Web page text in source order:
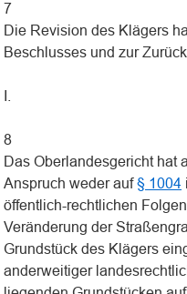
7
Die Revision des Klägers
Beschlusses und zur
8
Das Oberlandesgericht hat
Anspruch weder auf§ 1004
öffentlich-rechtlichen
Veränderung der
Grundstück des Klägers
anderweitiger